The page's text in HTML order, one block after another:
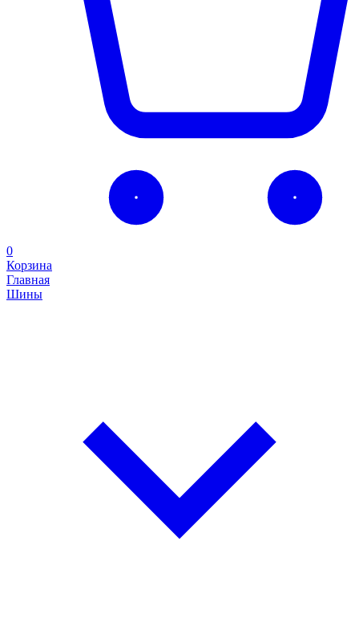
0
Корзина
Главная
Шины